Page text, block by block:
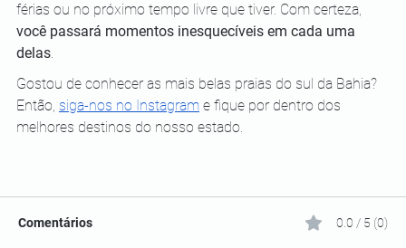
férias ou no próximo tempo livre que tiver. Com certeza,
você passará momentos inesquecíveis em cada uma
delas.
Gostou de conhecer as mais belas praias do sul da Bahia?
Então, siga-nos no Instagram e fique por dentro dos
melhores destinos do nosso estado.
Comentários 0.0 / 5 (0)